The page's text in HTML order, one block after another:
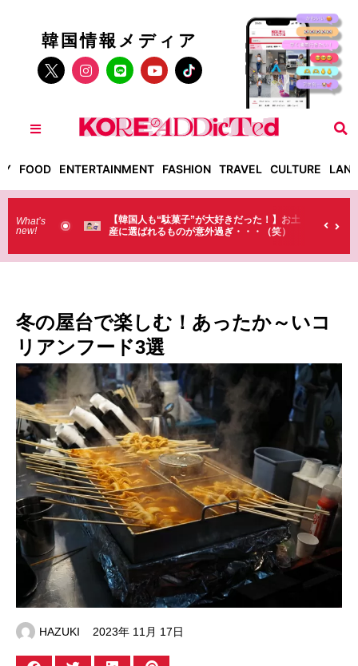
韓国情報メディア
FOOD ENTERTAINMENT FASHION TRAVEL CULTURE
What’s
new!
好きだった！】お土
過ぎ・・・（笑）
【そんなものまで買っていくの？】日本のド
ラストで韓国人が買うものがちょっと…
冬の屋台で楽しむ！あったか～いコ
リアンフード3選
HAZUKI 2023年 11月 17日